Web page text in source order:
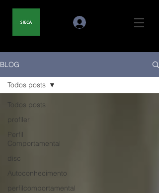
BLOG
Todos posts
profiler
Perfil
Comportamental
disc
Autoconhecimento
perfilcomportamental
Todos posts